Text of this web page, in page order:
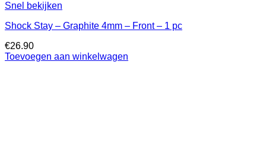
Snel bekijken
Shock Stay – Graphite 4mm – Front – 1 pc
€26.90
Toevoegen aan winkelwagen